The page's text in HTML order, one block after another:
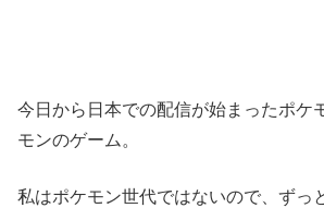
今日から日本での配信が始まったポケ
モンのゲーム。
私はポケモン世代ではないので、ずっ